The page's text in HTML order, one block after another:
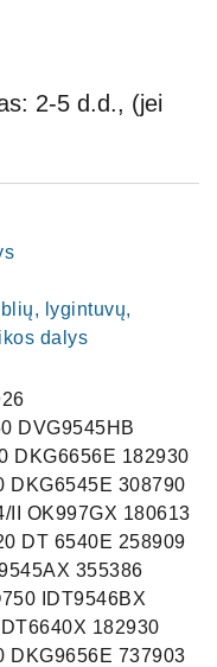
2-5 d.d., (jei
lygintuvų,
dalys
DVG9545HB
DKG6656E 182930
DKG6545E 308790
II OK997GX 180613
DT 6540E 258909
355386
IDT9546BX
182930
DKG9656E 737903